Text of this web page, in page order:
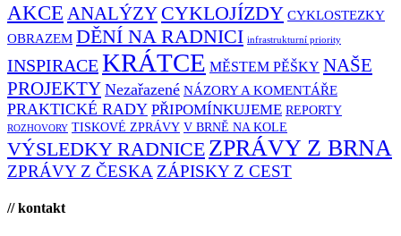
AKCE ANALÝZY CYKLOJÍZDY CYKLOSTEZKY
OBRAZEM DĚNÍ NA RADNICI infrastrukturní priority
INSPIRACEKRÁTCE MĚSTEM PĚŠKY NAŠE
PROJEKTY Nezařazené NÁZORY A KOMENTÁŘE
PRAKTICKÉ RADY PŘIPOMÍNKUJEME REPORTY
ROZHOVORY TISKOVÉ ZPRÁVY V BRNĚ NA KOLE
VÝSLEDKY RADNICE ZPRÁVY Z BRNA
ZPRÁVY Z ČESKA ZÁPISKY Z CEST
// kontakt